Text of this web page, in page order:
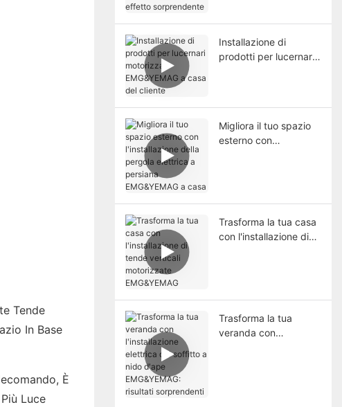
Tende
In Base
È
Luce
Installazione di
prodotti per lucernari
Migliora il tuo spazio
esterno con
Trasforma la tua casa
con l'installazione di
Trasforma la tua
veranda con